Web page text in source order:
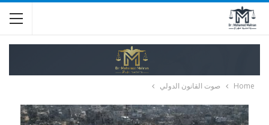
Home صوت القانون الدولي